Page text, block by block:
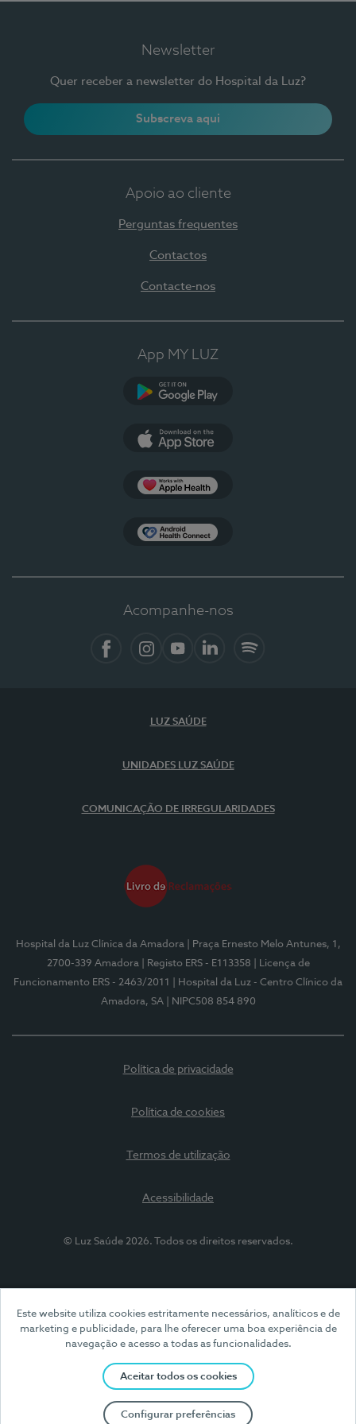
Este website utiliza cookies estritamente necessários, analíticos e de
marketing e publicidade, para lhe oferecer uma boa experiência de
navegação e acesso a todas as funcionalidades.
Aceitar todos os cookies
Configurar preferências
Newsletter
Quer receber a newsletter do Hospital da Luz?
Subscreva aqui
Apoio ao cliente
Perguntas frequentes
Contactos
Contacte-nos
App MY LUZ
Acompanhe-nos
LUZ SAÚDE
UNIDADES LUZ SAÚDE
COMUNICAÇÃO DE IRREGULARIDADES
Hospital da Luz Clínica da Amadora
| Praça Ernesto Melo Antunes, 1,
2700-339 Amadora
| Registo ERS - E113358
| Licença de
Funcionamento ERS - 2463/2011
| Hospital da Luz - Centro Clínico da
Amadora, SA
| NIPC508 854 890
Política de privacidade
Política de cookies
Termos de utilização
Acessibilidade
© Luz Saúde 2026. Todos os direitos reservados.